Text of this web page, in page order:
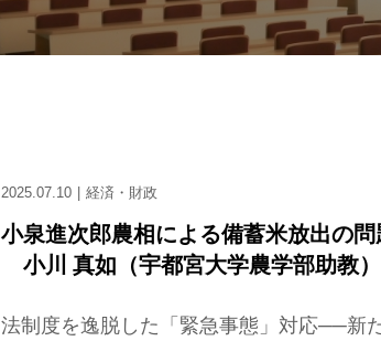
2025.07.10 経済・財政
小泉進次郎農相による備蓄米放出の問
小川 真如（宇都宮大学農学部助教）
法制度を逸脱した「緊急事態」対応──新